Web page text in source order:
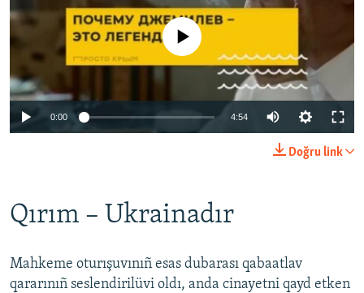
No media source currently available
0:00 4:54
Doğru link
Qırım – Ukrainadır
Mahkeme oturışuvınıñ esas dubarası qabaatlav
qararınıñ seslendirilüvi oldı, anda cinayetni qayd etken